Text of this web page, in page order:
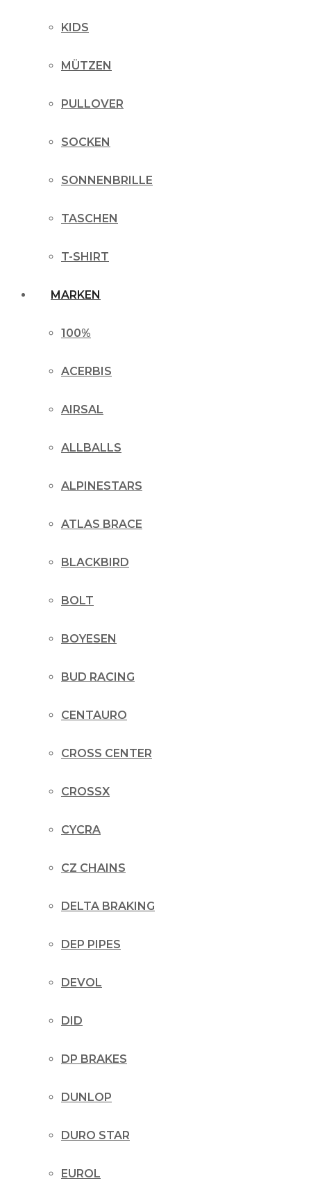
KIDS
MÜTZEN
PULLOVER
SOCKEN
SONNENBRILLE
TASCHEN
T-SHIRT
MARKEN
100%
ACERBIS
AIRSAL
ALLBALLS
ALPINESTARS
ATLAS BRACE
BLACKBIRD
BOLT
BOYESEN
BUD RACING
CENTAURO
CROSS CENTER
CROSSX
CYCRA
CZ CHAINS
DELTA BRAKING
DEP PIPES
DEVOL
DID
DP BRAKES
DUNLOP
DURO STAR
EUROL